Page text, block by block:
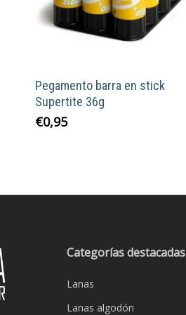
Pegamento barra en stick
Supertite 36g
€0,95
Categorías destacadas
Lanas
Lanas algodón